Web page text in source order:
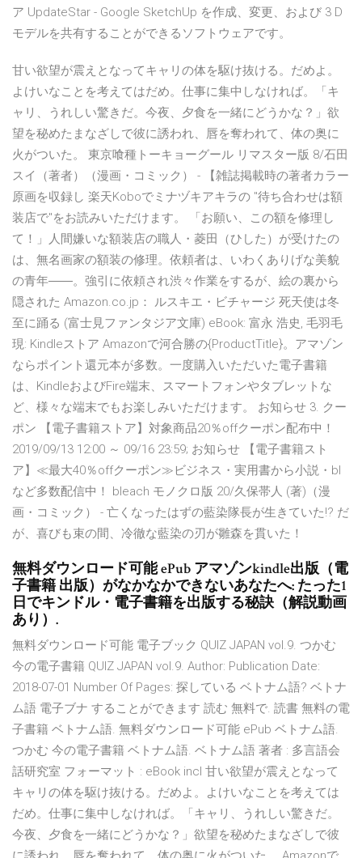
ア UpdateStar - Google SketchUp を作成、変更、および 3 D
モデルを共有することができるソフトウェアです。
甘い欲望が震えとなってキャリの体を駆け抜ける。だめよ。
よけいなことを考えてはだめ。仕事に集中しなければ。「キ
ャリ、うれしい驚きだ。今夜、夕食を一緒にどうかな？」欲
望を秘めたまなざしで彼に誘われ、唇を奪われて、体の奥に
火がついた。 東京喰種トーキョーグール リマスター版 8/石田
スイ（著者）（漫画・コミック） - 【雑誌掲載時の著者カラー
原画を収録し 楽天Koboでミナヅキアキラの "待ち合わせは額
装店で"をお読みいただけます。 「お願い、この額を修理し
て！」人間嫌いな額装店の職人・菱田（ひした）が受けたの
は、無名画家の額装の修理。依頼者は、いわくありげな美貌
の青年――。強引に依頼され渋々作業をするが、絵の裏から
隠された Amazon.co.jp： ルスキエ・ビチャージ 死天使は冬
至に踊る (富士見ファンタジア文庫) eBook: 富永 浩史, 毛羽毛
現: Kindleストア Amazonで河合勝の{ProductTitle}。アマゾン
ならポイント還元本が多数。一度購入いただいた電子書籍
は、KindleおよびFire端末、スマートフォンやタブレットな
ど、様々な端末でもお楽しみいただけます。 お知らせ 3. クー
ポン 【電子書籍ストア】対象商品20％offクーポン配布中！
2019/09/13 12:00 ～ 09/16 23:59; お知らせ 【電子書籍スト
ア】≪最大40％offクーポン≫ビジネス・実用書から小説・bl
など多数配信中！ bleach モノクロ版 20/久保帯人 (著)（漫
画・コミック） - 亡くなったはずの藍染隊長が生きていた!? だ
が、喜びも束の間、冷徹な藍染の刃が雛森を貫いた！
無料ダウンロード可能 ePub アマゾンkindle出版（電
子書籍 出版）がなかなかできないあなたへ: たった1
日でキンドル・電子書籍を出版する秘訣（解説動画
あり）.
無料ダウンロード可能 電子ブック QUIZ JAPAN vol.9. つかむ
今の電子書籍 QUIZ JAPAN vol.9. Author: Publication Date:
2018-07-01 Number Of Pages: 探している ベトナム語? ベトナ
ム語 電子ブナ することができます 読む 無料で. 読書 無料の電
子書籍 ベトナム語. 無料ダウンロード可能 ePub ベトナム語.
つかむ 今の電子書籍 ベトナム語. ベトナム語 著者 : 多言語会
話研究室 フォーマット : eBook incl 甘い欲望が震えとなって
キャリの体を駆け抜ける。だめよ。よけいなことを考えては
だめ。仕事に集中しなければ。「キャリ、うれしい驚きだ。
今夜、夕食を一緒にどうかな？」欲望を秘めたまなざしで彼